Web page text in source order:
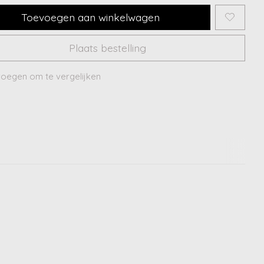
Toevoegen aan winkelwagen
Plaats bestelling
om te vergelijken